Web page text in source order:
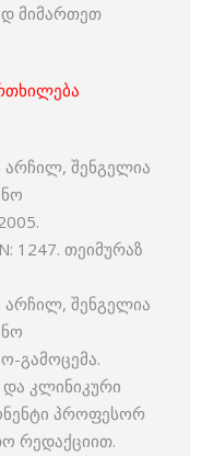
მიმართეთ
შენგელია
1247. თეიმურაზ
შენგელია
გამოცემა.
და კლინიკური
პროფესორ
რედაქციით.